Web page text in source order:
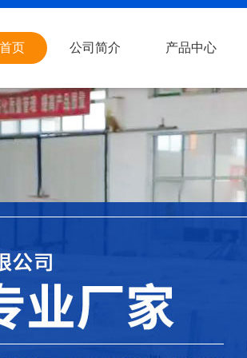
页 公司简介 产品中心